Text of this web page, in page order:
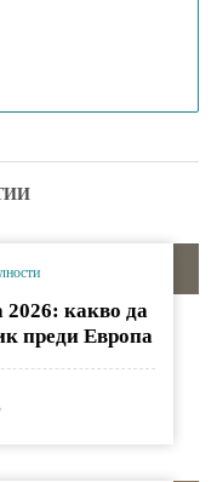
2026: какво да
преди Европа